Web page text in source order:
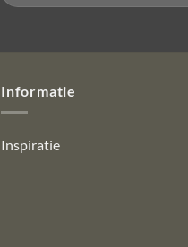
Informatie
Inspiratie